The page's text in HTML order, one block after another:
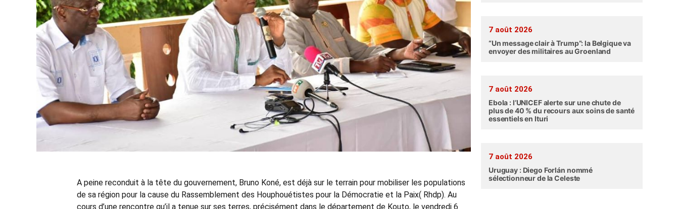
A peine reconduit à la tête du gouvernement, Bruno Koné, est déjà sur le terrain pour mobiliser les populations
de sa région pour la cause du Rassemblement des Houphouétistes pour la Démocratie et la Paix( Rhdp). Au
cours d’une rencontre qu’il a tenue sur ses terres, précisément dans le département de Kouto, le vendredi 6
7 août 2026
“Un message clair à Trump”: la Belgique va
envoyer des militaires au Groenland
7 août 2026
Ebola : l’UNICEF alerte sur une chute de
plus de 40 % du recours aux soins de santé
essentiels en Ituri
7 août 2026
Uruguay : Diego Forlán nommé
sélectionneur de la Celeste